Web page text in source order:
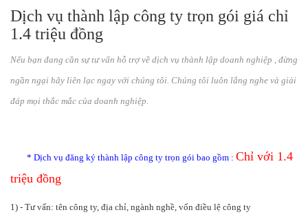
Dịch vụ thành lập công ty trọn gói giá chỉ
1.4 triệu đồng
Nếu bạn đang cần sự tư vấn hỗ trợ về dịch vụ thành lập doanh nghiệp , đừng
ngần ngại hãy liên lạc ngay với chúng tôi. Chúng tôi luôn lắng nghe và giải
đáp mọi thắc mắc của doanh nghiệp.
* Dịch vụ đăng ký thành lập công ty trọn gói bao gồm : Chỉ với 1.4
triệu đồng
1) - Tư vấn: tên công ty, địa chỉ, ngành nghề, vốn điều lệ công ty